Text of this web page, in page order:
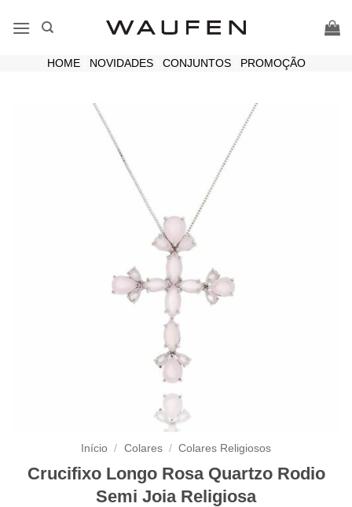
HOME| NOVIDADES| CONJUNTOS| PROMOÇÃO
Início / Colares / Colares Religiosos
Crucifixo Longo Rosa Quartzo Rodio
Semi Joia Religiosa